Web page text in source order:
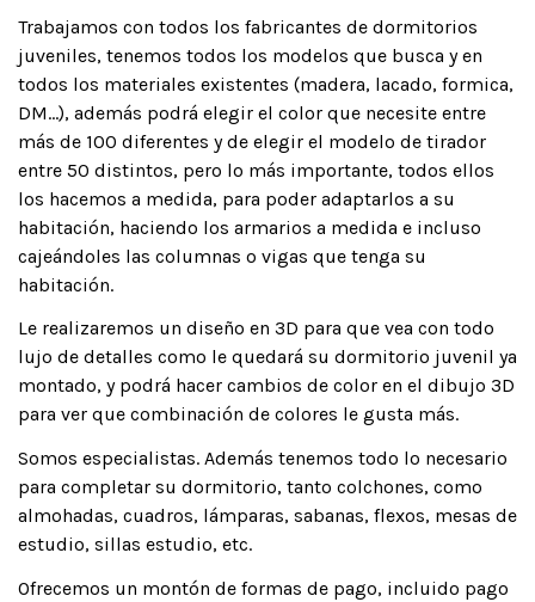
Trabajamos con todos los fabricantes de dormitorios
juveniles, tenemos todos los modelos que busca y en
todos los materiales existentes (madera, lacado, formica,
DM…), además podrá elegir el color que necesite entre
más de 100 diferentes y de elegir el modelo de tirador
entre 50 distintos, pero lo más importante, todos ellos
los hacemos a medida, para poder adaptarlos a su
habitación, haciendo los armarios a medida e incluso
cajeándoles las columnas o vigas que tenga su
habitación.
Le realizaremos un diseño en 3D para que vea con todo
lujo de detalles como le quedará su dormitorio juvenil ya
montado, y podrá hacer cambios de color en el dibujo 3D
para ver que combinación de colores le gusta más.
Somos especialistas. Además tenemos todo lo necesario
para completar su dormitorio, tanto colchones, como
almohadas, cuadros, lámparas, sabanas, flexos, mesas de
estudio, sillas estudio, etc.
Ofrecemos un montón de formas de pago, incluido pago